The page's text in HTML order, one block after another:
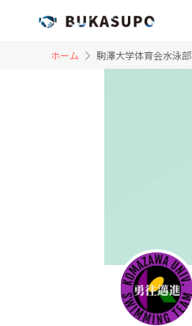
ホーム 駒澤大学体育会水泳部